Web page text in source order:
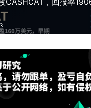
CASHCAT，回报率